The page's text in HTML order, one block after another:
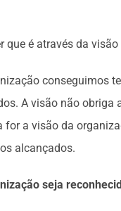
que é através da
conseguimos
A visão não
for a visão da
alcançados.
seja